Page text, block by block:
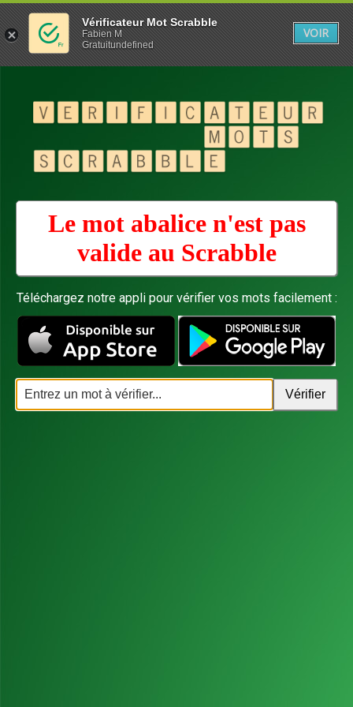
Le mot abalice n'est pas
valide au Scrabble
Téléchargez notre appli pour vérifier vos mots facilement :
Vérificateur Mot Scrabble
Fabien M
Gratuitundefined
VOIR